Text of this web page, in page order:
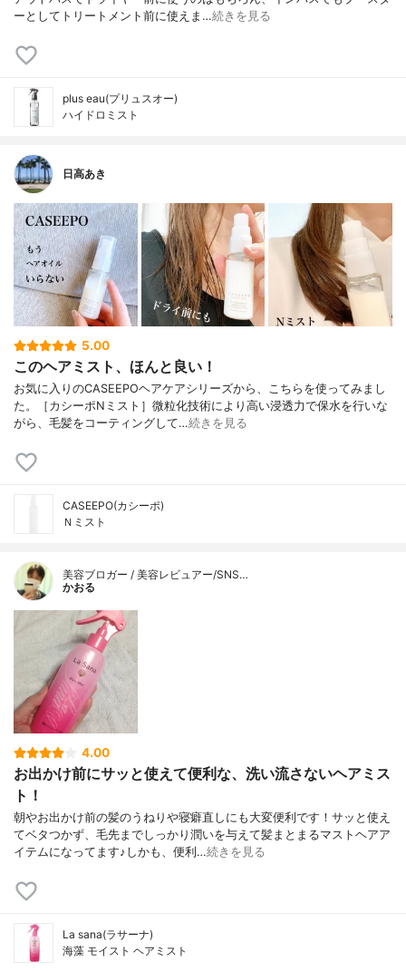
ーとしてトリートメント前に使えま…続きを見る
plus eau(プリュスオー)
ハイドロミスト
日高あき
5.00
このヘアミスト、ほんと良い！
お気に入りのCASEEPOヘアケアシリーズから、こちらを使ってみまし
た。［カシーポNミスト］微粒化技術により高い浸透力で保水を行いな
がら、毛髪をコーティングして…続きを見る
CASEEPO(カシーポ)
Ｎミスト
美容ブロガー / 美容レビュアー/SNS…
かおる
4.00
お出かけ前にサッと使えて便利な、洗い流さないヘアミス
ト！
朝やお出かけ前の髪のうねりや寝癖直しにも大変便利です！サッと使え
てベタつかず、毛先までしっかり潤いを与えて髪まとまるマストヘアア
イテムになってます♪しかも、便利…続きを見る
La sana(ラサーナ)
海藻 モイスト ヘアミスト